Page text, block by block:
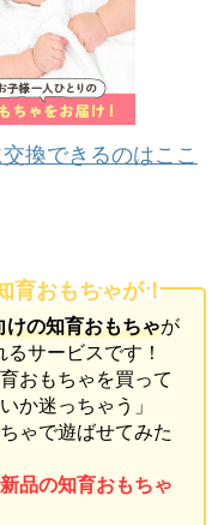
換できるのはここ
育おもちゃが！
けの知育おもちゃが
るサービスです！
おもちゃを買って
か迷っちゃう」
ゃで遊ばせてみた
品の知育おもちゃ